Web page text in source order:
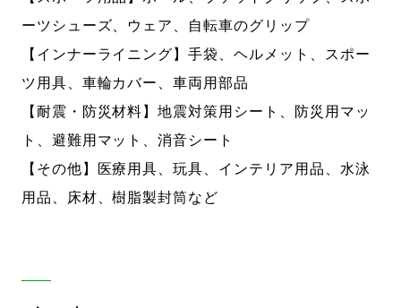
ーツシューズ、ウェア、自転車のグリップ
【インナーライニング】手袋、ヘルメット、スポー
ツ用具、車輪カバー、車両用部品
【耐震・防災材料】地震対策用シート、防災用マッ
ト、避難用マット、消音シート
【その他】医療用具、玩具、インテリア用品、水泳
用品、床材、樹脂製封筒など